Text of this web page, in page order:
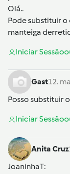
Olá..
Pode substituir
manteiga
Iniciar Sessão
Gast12.
Posso substituir
Iniciar Sessão
Anita Cruz
JoaninhaT: